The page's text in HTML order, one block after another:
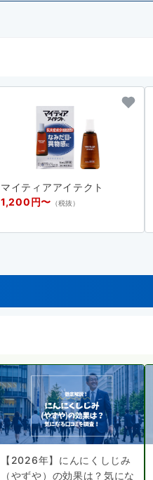
マイティアアイテクト
1,200円〜 （税抜）
【2026年】にんにくしじみ
（やずや）の効果は？気にな